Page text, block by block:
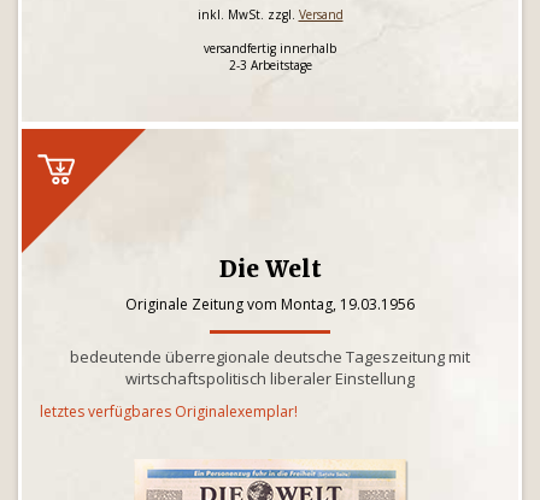
inkl. MwSt. zzgl. Versand
versandfertig innerhalb
2-3 Arbeitstage
Die Welt
Originale Zeitung vom Montag, 19.03.1956
bedeutende überregionale deutsche Tageszeitung mit
wirtschaftspolitisch liberaler Einstellung
letztes verfügbares Originalexemplar!